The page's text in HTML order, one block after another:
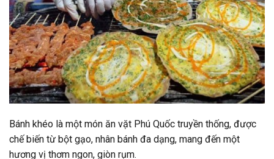
Bánh khéo là một món ăn vặt Phú Quốc truyền thống, được
chế biến từ bột gạo, nhân bánh đa dạng, mang đến một
hương vị thơm ngon, giòn rụm.